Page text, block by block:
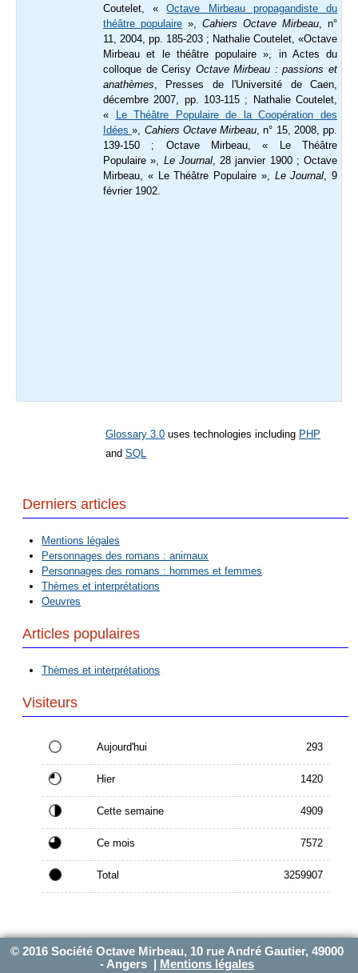
Coutelet, «Octave Mirbeau propagandiste du
théâtre populaire », Cahiers Octave Mirbeau , n°
11, 2004, pp. 185-203 ; Nathalie Coutelet, «Octave
Mirbeau et le théâtre populaire », in Actes du
colloque de Cerisy Octave Mirbeau : passions et
anathèmes , Presses de l'Université de Caen,
décembre 2007, pp. 103-115 ; Nathalie Coutelet,
« Le Théâtre Populaire de la Coopération des
Idées», Cahiers Octave Mirbeau , n° 15, 2008, pp.
139-150 ; Octave Mirbeau, « Le Théâtre
Populaire », Le Journal, 28 janvier 1900 ; Octave
Mirbeau, « Le Théâtre Populaire », Le Journal , 9
février 1902.
Glossary 3.0 uses technologies including PHP
and SQL
Derniers articles
Mentions légales
Personnages des romans : animaux
Personnages des romans : hommes et femmes
Thèmes et interprétations
Oeuvres
Articles populaires
Thèmes et interprétations
Visiteurs
Aujourd'hui 293
Hier 1420
Cette semaine 4909
Ce mois 7572
Total 3259907
© 2016 Société Octave Mirbeau, 10 rue André Gautier, 49000
- Angers |
Mentions légales